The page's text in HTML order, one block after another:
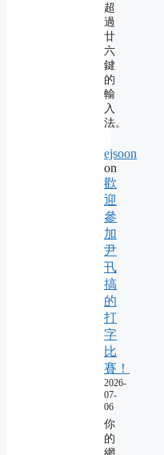
超
過
廿
六
鍵
的
輸
入
法。
ejsoon
on
歡
迎
參
加
尹
卂
搞
的
打
字
比
賽！
2026-
07-
06
你
的